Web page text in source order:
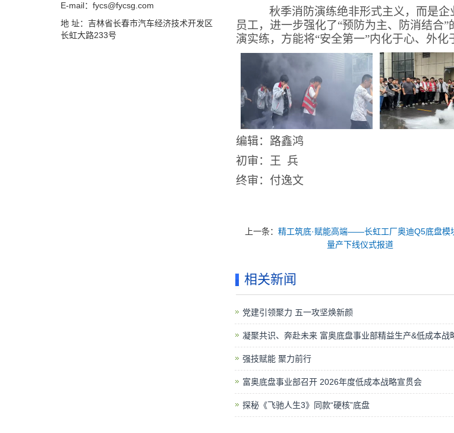
秋季消防演练绝非形式主义，而是企
员工，进一步强化了“预防为主、防消结合
演实练，方能将“安全第一”内化于心、外
编辑：路鑫鸿
初审：王 兵
终审：付逸文
上一条：精工筑底·赋能高端——长虹工厂奥迪Q5底盘模
量产下线仪式报道
相关新闻
党建引领聚力 五一攻坚焕新颜
凝聚共识、奔赴未来 富奥底盘事业部精益生产&低成本
强技赋能 聚力前行
富奥底盘事业部召开 2026年度低成本战略宣贯会
探秘《飞驰人生3》同款“硬核”底盘
E-mail：fycs@fycsg.com
地 址：吉林省长春市汽车经济技术开发区
长虹大路233号